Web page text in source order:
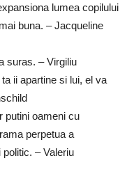
lumea copilului
buna. – Jacqueline
suras. – Virgiliu
ii apartine si lui, el va
putini oameni cu
perpetua a
– Valeriu